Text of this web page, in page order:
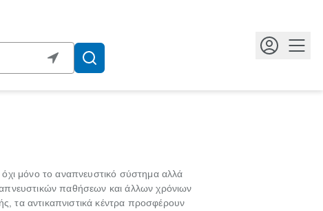
μόνο το αναπνευστικό σύστημα αλλά
παθήσεων και άλλων χρόνιων
τα αντικαπνιστικά κέντρα προσφέρουν